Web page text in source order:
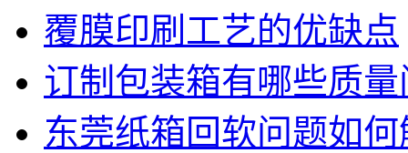
覆膜印刷工艺的优缺点
订制包装箱有哪些质
东莞纸箱回软问题如